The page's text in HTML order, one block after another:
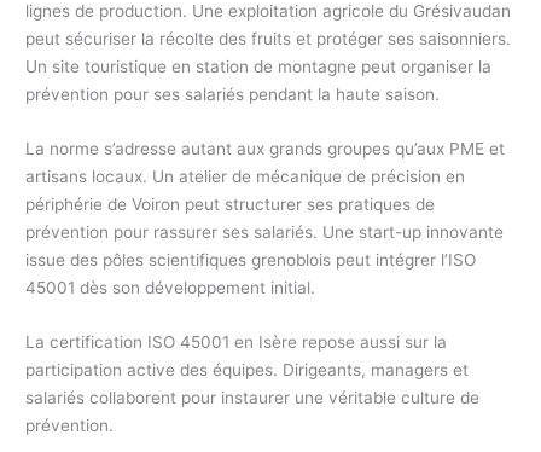
lignes de production. Une exploitation agricole du Grésivaudan
peut sécuriser la récolte des fruits et protéger ses saisonniers.
Un site touristique en station de montagne peut organiser la
prévention pour ses salariés pendant la haute saison.
La norme s’adresse autant aux grands groupes qu’aux PME et
artisans locaux. Un atelier de mécanique de précision en
périphérie de Voiron peut structurer ses pratiques de
prévention pour rassurer ses salariés. Une start-up innovante
issue des pôles scientifiques grenoblois peut intégrer l’ISO
45001 dès son développement initial.
La certification ISO 45001 en Isère repose aussi sur la
participation active des équipes. Dirigeants, managers et
salariés collaborent pour instaurer une véritable culture de
prévention.